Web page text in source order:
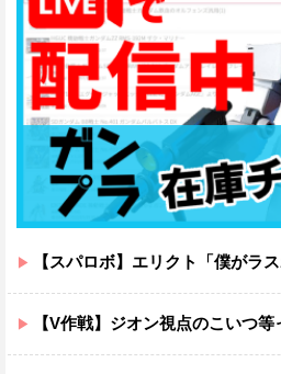
【スパロボ】エリクト「僕がラスボス一つ前の版権キャラ
【V作戦】ジオン視点のこいつ等っ